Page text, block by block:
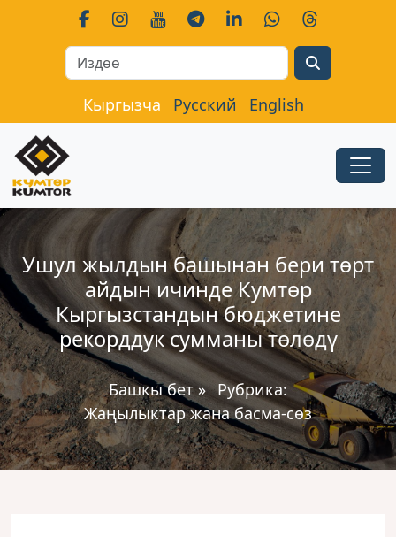
Кыргызча Русский English
Ушул жылдын башынан бери төрт
айдын ичинде Кумтөр
Кыргызстандын бюджетине
рекорддук сумманы төлөдү
Башкы бет» Рубрика:
Жаңылыктар жана басма-сөз